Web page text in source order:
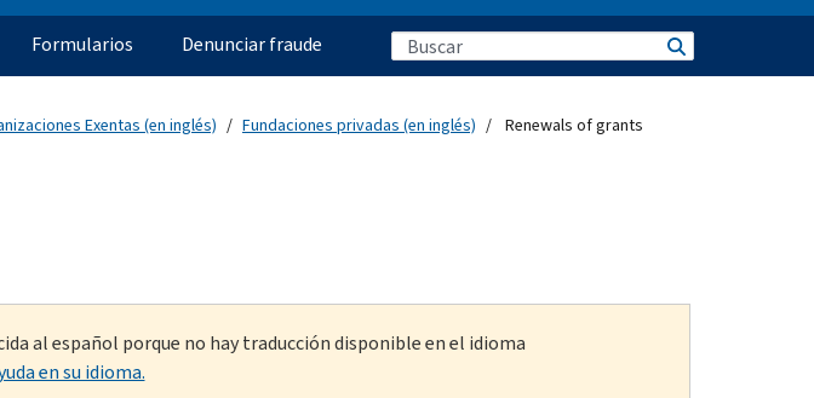
Formularios Denunciar fraude
Exentas (en inglés) Fundaciones privadas (en inglés) Renewals of grants
al español porque no hay traducción disponible en el idioma
en su idioma.